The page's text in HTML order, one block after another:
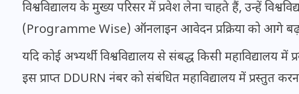
विश्वविद्यालय के मुख्य परिसर में प्रवेश लेना चाहते हैं, उन्हें
(Programme Wise) ऑनलाइन आवेदन प्रक्रिया को आगे
यदि कोई अभ्यर्थी विश्वविद्यालय से संबद्ध किसी
इस प्राप्त DDURN नंबर को संबंधित महाविद्यालय में प्रस्तुत करना